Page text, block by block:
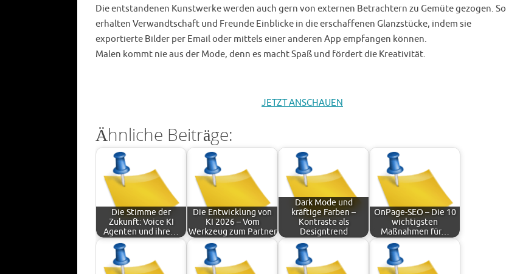
Die entstandenen Kunstwerke werden auch gern von externen Betrachtern zu Gemüte gezogen. So
erhalten Verwandtschaft und Freunde Einblicke in die erschaffenen Glanzstücke, indem sie
exportierte Bilder per Email oder mittels einer anderen App empfangen können.
Malen kommt nie aus der Mode, denn es macht Spaß und fördert die Kreativität.
JETZT ANSCHAUEN
Ähnliche Beiträge:
Die Stimme der
Zukunft: Voice KI
Agenten und ihre…
Die Entwicklung von
KI 2026 – Vom
Werkzeug zum Partner
Dark Mode und
kräftige Farben –
Kontraste als
Designtrend
OnPage-SEO – Die 10
wichtigsten
Maßnahmen für…